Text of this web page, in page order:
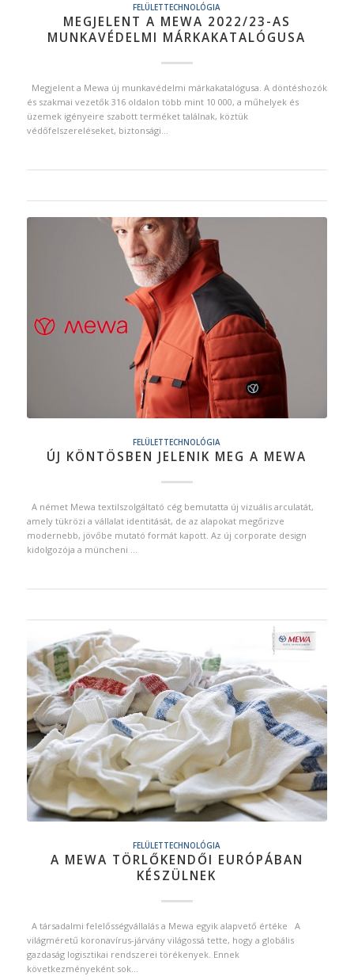
FELÜLETTECHNOLÓGIA
MEGJELENT A MEWA 2022/23-AS
MUNKAVÉDELMI MÁRKAKATALÓGUSA
Megjelent a Mewa új munkavédelmi márkakatalógusa. A döntéshozók
és szakmai vezetők 316 oldalon több mint 10 000, a műhelyek és
üzemek igényeire szabott terméket találnak, köztük
védőfelszereléseket, biztonsági…
FELÜLETTECHNOLÓGIA
ÚJ KÖNTÖSBEN JELENIK MEG A MEWA
A német Mewa textilszolgáltató cég bemutatta új vizuális arculatát,
amely tükrözi a vállalat identitását, de az alapokat megőrizve
modernebb, jövőbe mutató formát kapott. Az új corporate design
kidolgozója a müncheni …
FELÜLETTECHNOLÓGIA
A MEWA TÖRLŐKENDŐI EURÓPÁBAN
KÉSZÜLNEK
A társadalmi felelősségvállalás a Mewa egyik alapvető értéke A
világméretű koronavírus-járvány világossá tette, hogy a globális
gazdaság logisztikai rendszerei törékenyek. Ennek
következményeként sok…